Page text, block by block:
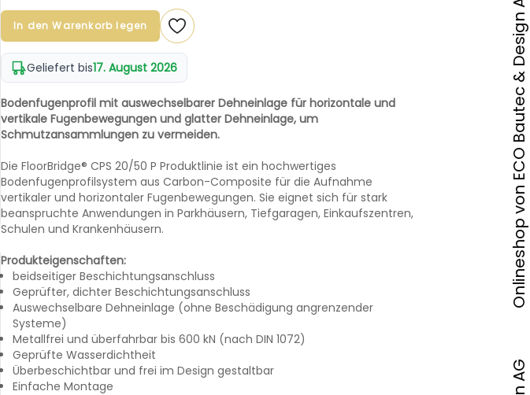
Leistungsverzeichnis
In den Warenkorb legen
Geliefert bis17. August 2026
Bodenfugenprofil mit auswechselbarer Dehneinlage für horizontale und
vertikale Fugenbewegungen und glatter Dehneinlage, um
Schmutzansammlungen zu vermeiden.
Die FloorBridge® CPS 20/50 P Produktlinie ist ein hochwertiges
Bodenfugenprofilsystem aus Carbon-Composite für die Aufnahme
vertikaler und horizontaler Fugenbewegungen. Sie eignet sich für stark
beanspruchte Anwendungen in Parkhäusern, Tiefgaragen, Einkaufszentren,
Schulen und Krankenhäusern.
Produkteigenschaften:
beidseitiger Beschichtungsanschluss
Geprüfter, dichter Beschichtungsanschluss
Auswechselbare Dehneinlage (ohne Beschädigung angrenzender
Systeme)
Metallfrei und überfahrbar bis 600 kN (nach DIN 1072)
Geprüfte Wasserdichtheit
Überbeschichtbar und frei im Design gestaltbar
Einfache Montage
Onlineshop von ECO Bautec & Design AG